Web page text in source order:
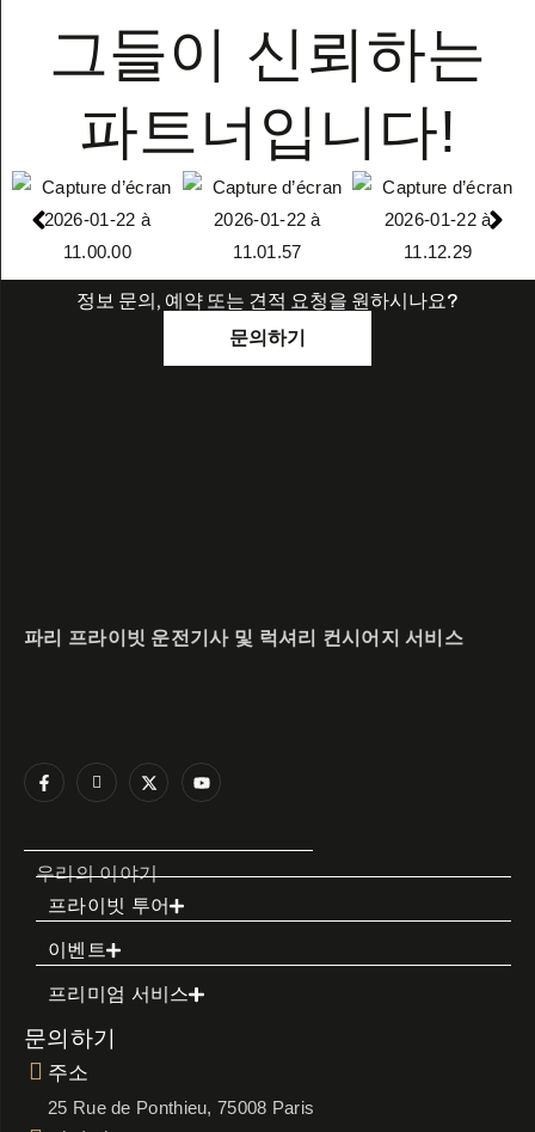
그들이 신뢰하는
파트너입니다!
정보 문의, 예약 또는 견적 요청을 원하시나요?
문의하기
파리 프라이빗 운전기사 및 럭셔리 컨시어지 서비스
우리의 이야기
프라이빗 투어
이벤트
프리미엄 서비스
문의하기
주소
25 Rue de Ponthieu, 75008 Paris